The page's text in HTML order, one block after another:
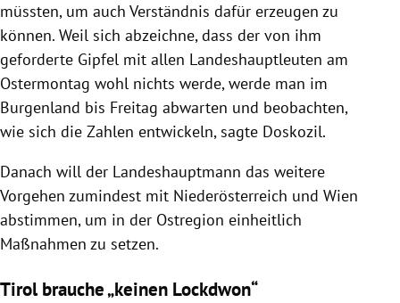
müssten, um auch Verständnis dafür erzeugen zu
können. Weil sich abzeichne, dass der von ihm
geforderte Gipfel mit allen Landeshauptleuten am
Ostermontag wohl nichts werde, werde man im
Burgenland bis Freitag abwarten und beobachten,
wie sich die Zahlen entwickeln, sagte Doskozil.
Danach will der Landeshauptmann das weitere
Vorgehen zumindest mit Niederösterreich und Wien
abstimmen, um in der Ostregion einheitlich
Maßnahmen zu setzen.
Tirol brauche „keinen Lockdwon“